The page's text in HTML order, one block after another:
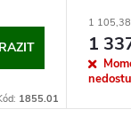
1855.01
1
1